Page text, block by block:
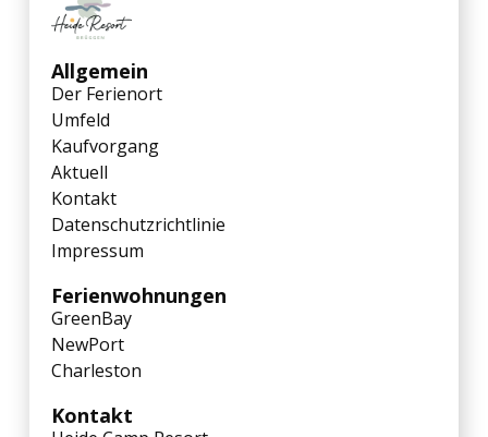
Allgemein
Der Ferienort
Umfeld
Kaufvorgang
Aktuell
Kontakt
Datenschutzrichtlinie
Impressum
Ferienwohnungen
GreenBay
NewPort
Charleston
Kontakt